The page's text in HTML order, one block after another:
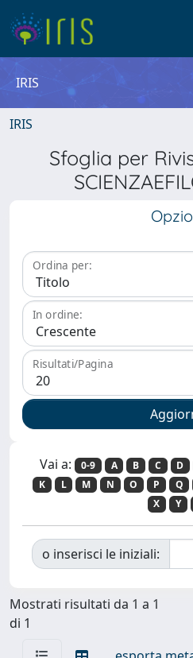
IRIS
IRIS
Sfoglia per
Ordina per:
In ordine:
Risultati/Pagina
Vai a: 0-9 A B C D
K
L M N O P Q
X
Y
o inserisci le iniziali:
Mostrati risultati da 1 a 1
di 1